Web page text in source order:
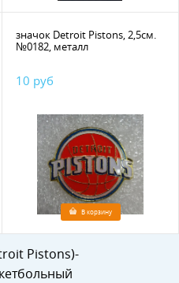
значок Detroit Pistons, 2,5см.
№0182, металл
10 руб
В корзину
Pistons)-